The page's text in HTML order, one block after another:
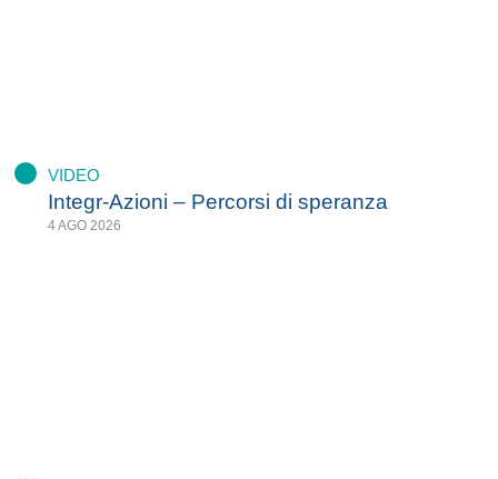
VIDEO
Integr-Azioni – Percorsi di speranza
4 AGO 2026